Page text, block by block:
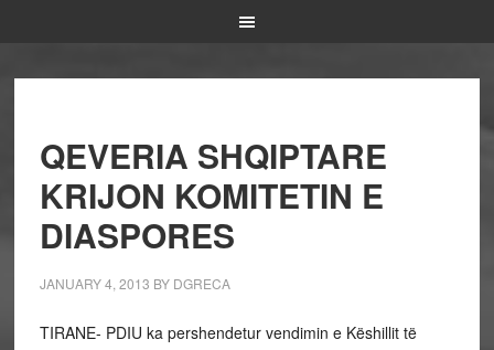
QEVERIA SHQIPTARE
KRIJON KOMITETIN E
DIASPORES
JANUARY 4, 2013 BY DGRECA
TIRANE- PDIU ka pershendetur vendimin e Këshillit të